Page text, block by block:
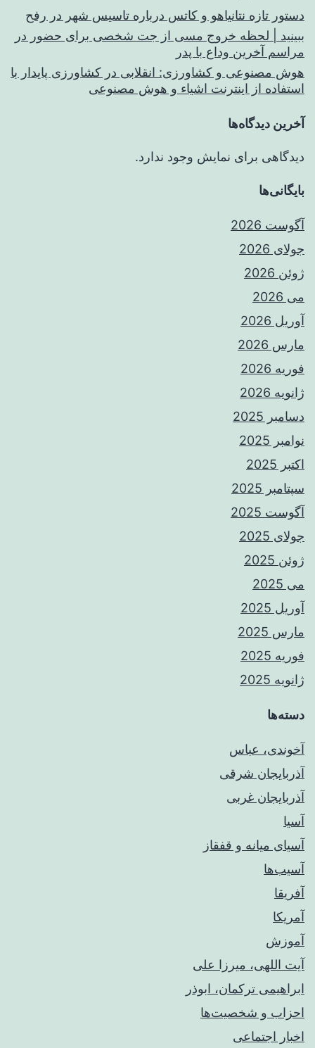
دستور تازه نتانیاهو و کاتس درباره تاسیس شهر در رفح
ببینید | لحظه خروج مسی از جت شخصی برای حضور در
مراسم آخرین وداع با پدر
هوش مصنوعی و کشاورزی: انقلابی در کشاورزی پایدار با
استفاده از اینترنت اشیاء و هوش مصنوعی
آخرین دیدگاه‌ها
دیدگاهی برای نمایش وجود ندارد.
بایگانی‌ها
آگوست 2026
جولای 2026
ژوئن 2026
می 2026
آوریل 2026
مارس 2026
فوریه 2026
ژانویه 2026
دسامبر 2025
نوامبر 2025
اکتبر 2025
سپتامبر 2025
آگوست 2025
جولای 2025
ژوئن 2025
می 2025
آوریل 2025
مارس 2025
فوریه 2025
ژانویه 2025
دسته‌ها
آخوندی، عباس
آذربایجان شرقی
آذربایجان غربی
آسیا
آسیای میانه و قفقاز
آسیب‌ها
آفریقا
آمریکا
آموزش
آیت اللهی، میرزا علی
ابراهیمی ترکمان، ابوذر
احزاب و شخصیت‌ها
اخبار اجتماعی